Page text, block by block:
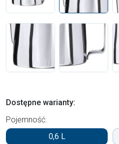
Dostępne warianty:
Pojemność:
0,6 L